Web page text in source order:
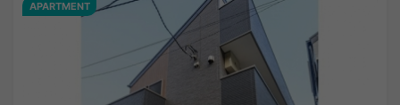
APARTMENT